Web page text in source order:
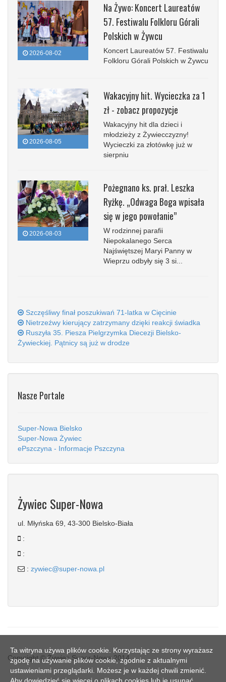
2026-08-02
Na Żywo: Koncert Laureatów
57. Festiwalu Folkloru Górali
Polskich w Żywcu
Koncert Laureatów 57. Festiwalu
Folkloru Górali Polskich w Żywcu
2026-08-05
Wakacyjny hit. Wycieczka za 1
zł - zobacz propozycje
Wakacyjny hit dla dzieci i
młodzieży z Żywiecczyzny!
Wycieczki za złotówkę już w
sierpniu
2026-08-03
Pożegnano ks. prał. Leszka
Ryżkę. „Odwaga Boga wpisała
się w jego powołanie”
W rodzinnej parafii
Niepokalanego Serca
Najświętszej Maryi Panny w
Wieprzu odbyły się 3 si...
Szczęśliwy finał poszukiwań 71-latka w Cięcinie
Nietrzeźwy kierujący zatrzymany dzięki reakcji świadka
Ruszyła 35. Piesza Pielgrzymka Diecezji Bielsko-
Żywieckiej. Pątnicy są już w drodze
Nasze Portale
Super-Nowa Bielsko
Super-Nowa Żywiec
ePszczyna - Informacje Pszczyna
Żywiec Super-Nowa
ul. Młyńska 69, 43-300 Bielsko-Biała
:
:
: zywiec@super-nowa.pl
Copyright © Żywiec Super-Nowa 2014
Ta witryna używa plików cookie. Korzystając ze strony wyrażasz
zgodę na używanie plików cookie, zgodnie z aktualnymi
ustawieniami przeglądarki. Możesz je w każdej chwili zmienić.